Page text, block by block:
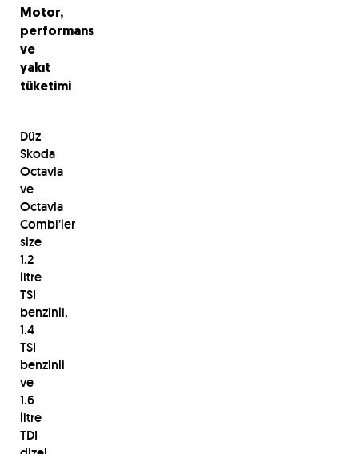
Motor,
performans
ve
yakıt
tüketimi
Düz
Skoda
Octavia
ve
Octavia
Combi’ler
size
1.2
litre
TSI
benzinli,
1.4
TSI
benzinli
ve
1.6
litre
TDI